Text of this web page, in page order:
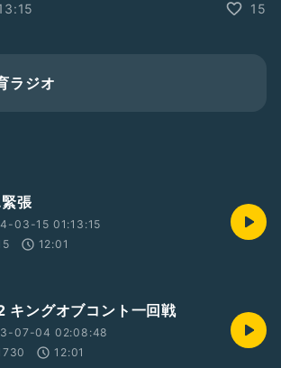
15
ラジオ
張
03-15 01:13:15
12:01
キングオブコント一回戦
07-04 02:08:48
12:01